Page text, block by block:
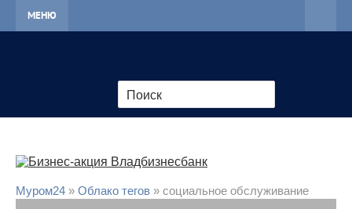
МЕНЮ
Муром24 » Облако тегов » социальное обслуживание